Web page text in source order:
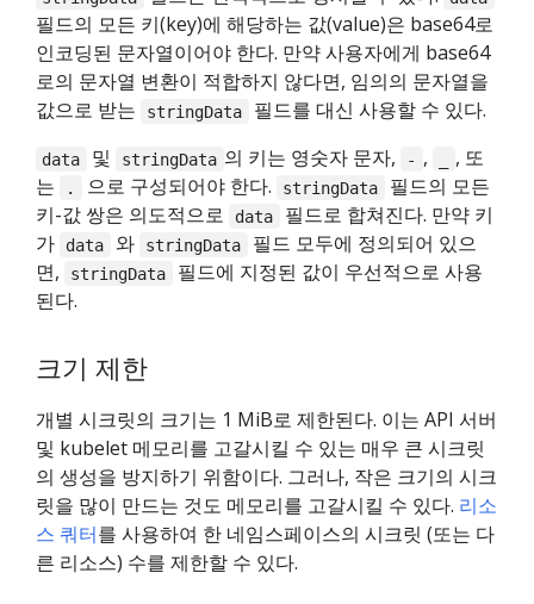
필드의 모든 키(key)에 해당하는 값(value)은 base64로
인코딩된 문자열이어야 한다. 만약 사용자에게 base64
로의 문자열 변환이 적합하지 않다면, 임의의 문자열을
값으로 받는
stringData 필드를 대신 사용할 수 있다.
data 및 stringData 의 키는 영숫자 문자, - ,
, 또
는
. 으로 구성되어야 한다. stringData
필드의 모든
키-값 쌍은 의도적으로
data
필드로 합쳐진다. 만약 키
가
data 와 stringData
필드 모두에 정의되어 있으
면,
stringData
필드에 지정된 값이 우선적으로 사용
된다.
크기 제한
개별 시크릿의 크기는 1 MiB로 제한된다. 이는 API 서버
및 kubelet 메모리를 고갈시킬 수 있는 매우 큰 시크릿
의 생성을 방지하기 위함이다. 그러나, 작은 크기의 시크
릿을 많이 만드는 것도 메모리를 고갈시킬 수 있다. 리소
스 쿼터를 사용하여 한 네임스페이스의 시크릿 (또는 다
른 리소스) 수를 제한할 수 있다.